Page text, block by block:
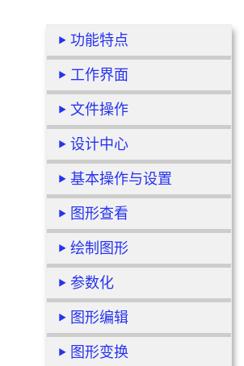
功能特点
工作界面
文件操作
设计中心
基本操作与设置
图形查看
绘制图形
参数化
图形编辑
图形变换